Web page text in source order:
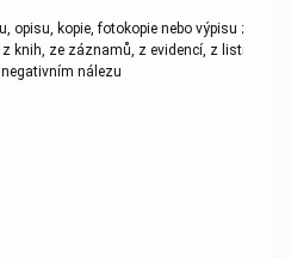
opisu, kopie, fotokopie nebo výpisu z
knih, ze záznamů, z evidencí, z listin
nálezu